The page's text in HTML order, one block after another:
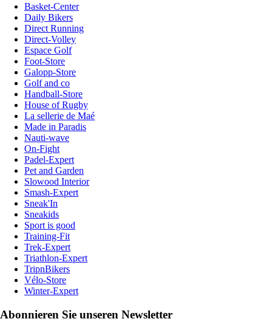
Basket-Center
Daily Bikers
Direct Running
Direct-Volley
Espace Golf
Foot-Store
Galopp-Store
Golf and co
Handball-Store
House of Rugby
La sellerie de Maé
Made in Paradis
Nauti-wave
On-Fight
Padel-Expert
Pet and Garden
Slowood Interior
Smash-Expert
Sneak'In
Sneakids
Sport is good
Training-Fit
Trek-Expert
Triathlon-Expert
TripnBikers
Vélo-Store
Winter-Expert
Abonnieren Sie unseren Newsletter